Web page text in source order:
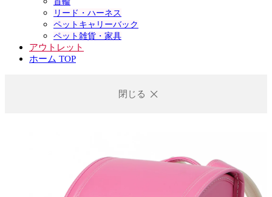
リード・ハーネス
ペットキャリーバック
ペット雑貨・家具
アウトレット
ホーム TOP
閉じる